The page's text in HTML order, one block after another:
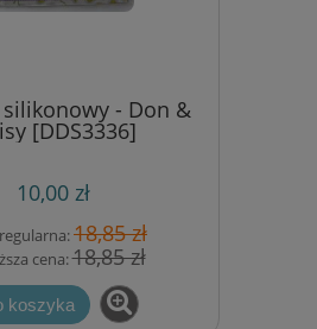
joy - border z
- Don &
[DDS3336]
10,00 zł
18,85 zł
cena:18,85 zł
koszyka